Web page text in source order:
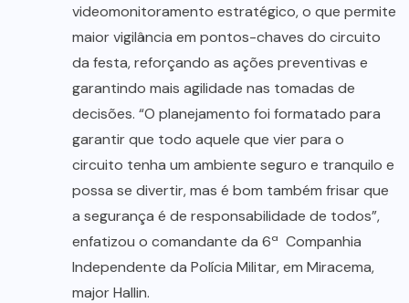
videomonitoramento estratégico, o que permite
maior vigilância em pontos-chaves do circuito
da festa, reforçando as ações preventivas e
garantindo mais agilidade nas tomadas de
decisões. “O planejamento foi formatado para
garantir que todo aquele que vier para o
circuito tenha um ambiente seguro e tranquilo e
possa se divertir, mas é bom também frisar que
a segurança é de responsabilidade de todos”,
enfatizou o comandante da 6ª Companhia
Independente da Polícia Militar, em Miracema,
major Hallin.